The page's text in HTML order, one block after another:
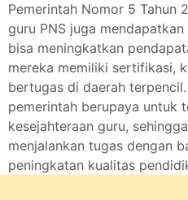
Pemerintah Nomor 5 Tahun
guru PNS juga
bisa meningkatkan
mereka memiliki sertifikasi,
bertugas di daerah
pemerintah berupaya untuk
kesejahteraan guru,
menjalankan tugas dengan
peningkatan kualitas